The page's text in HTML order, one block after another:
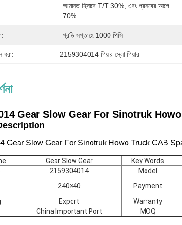
আমানত হিসাবে T/T 30%, এবং প্রসবের আগে
70%
প্রতি সপ্তাহে 1000 পিসি
ধরা: 2159304014 গিয়ার স্লো গিয়ার
Gear Slow Gear For Sinotruk
Gear Slow Gear For Sinotruk Howo Truck CAB
Gear Slow Gear Key Words
2159304014 Model
240×40 Payment
Export Warranty
China Important Port MOQ